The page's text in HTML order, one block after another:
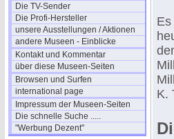
Die TV-Sender
Die Profi-Hersteller
unsere Ausstellungen / Aktionen
andere Museen - Einblicke
Kontakt und Kommentar
über diese Museen-Seiten
Browsen und Surfen
international page
Impressum der Museen-Seiten
Die schnelle Suche .....
"Werbung Dezent"
K.